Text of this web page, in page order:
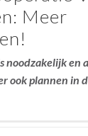
Meer
noodzakelijk en
ook plannen in